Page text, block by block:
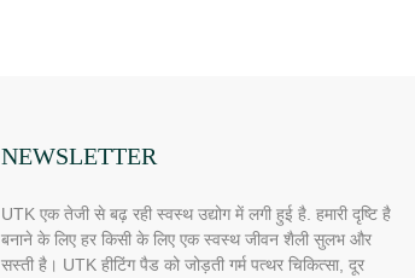
NEWSLETTER
UTK एक तेजी से बढ़ रही स्वस्थ उद्योग में लगी हुई है. हमारी दृष्टि है
बनाने के लिए हर किसी के लिए एक स्वस्थ जीवन शैली सुलभ और
सस्ती है। UTK हीटिंग पैड को जोड़ती गर्म पत्थर चिकित्सा, दूर